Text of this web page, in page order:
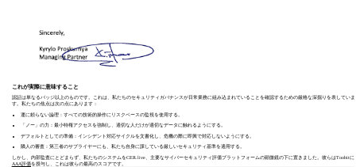
これが実際に意味すること
認証は単なるバッジ以上のものです。これは、私たちのセキュリティガバナンスが日常業務に組み込まれていることを確認するための厳格な深掘りを表していま
す。私たちの焦点は次の点にあります：
運に頼らない論理：すべての技術的操作にリスクベースの監視を使用する。
「ノー」の力：最小特権アクセスを強制し、適切な人だけが適切なデータに触れるようにする。
デフォルトとしての準備：インシデント対応サイクルを文書化し、危機の際に即興で対応しないようにする。
隣人の審査：第三者のサプライヤーにも、私たち自身に課している厳しいセキュリティ基準を適用する。
しかし、内部監査にとどまらず、私たちのシステムをCER.live、主要なサイバーセキュリティ評価プラットフォームの顕微鏡の下に置きました。彼らはToobitに
AAA評価を授与し、これは彼らの最高のスコアです。